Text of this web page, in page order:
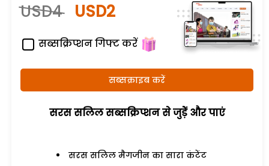
USD4 USD2
सब्सक्रिप्शन गिफ्ट करें
सब्सक्राइब करें
सरस सलिल सब्सक्रिप्शन से जुड़ेें और पाएं
सरस सलिल मैगजीन का सारा कंटेंट